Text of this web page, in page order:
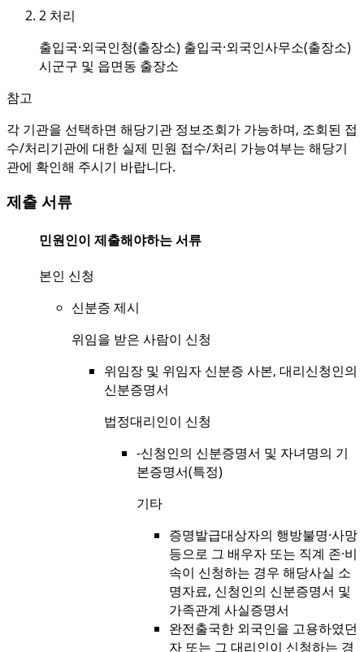
2 처리
출입국·외국인청(출장소) 출입국·외국인사무소(출장소)
시군구 및 읍면동 출장소
참고
각 기관을 선택하면 해당기관 정보조회가 가능하며, 조회된 접
수/처리기관에 대한 실제 민원 접수/처리 가능여부는 해당기
관에 확인해 주시기 바랍니다.
제출 서류
민원인이 제출해야하는 서류
본인 신청
신분증 제시
위임을 받은 사람이 신청
위임장 및 위임자 신분증 사본, 대리신청인의
신분증명서
법정대리인이 신청
-신청인의 신분증명서 및 자녀명의 기
본증명서(특정)
기타
증명발급대상자의 행방불명·사망
등으로 그 배우자 또는 직계 존·비
속이 신청하는 경우 해당사실 소
명자료, 신청인의 신분증명서 및
가족관계 사실증명서
완전출국한 외국인을 고용하였던
자 또는 그 대리인이 신청하는 경